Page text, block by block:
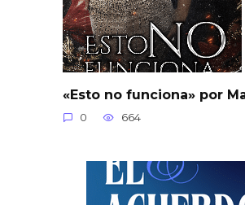
«Esto no funciona» por
0 664